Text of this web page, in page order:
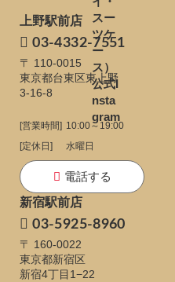
上野駅前店
03-4332-7551
〒 110-0015
東京都台東区東上野
3-16-8
[営業時間] 10:00～19:00
[定休日]
水曜日
電話する
新宿駅前店
03-5925-8960
〒 160-0022
東京都新宿区
新宿4丁目1−22